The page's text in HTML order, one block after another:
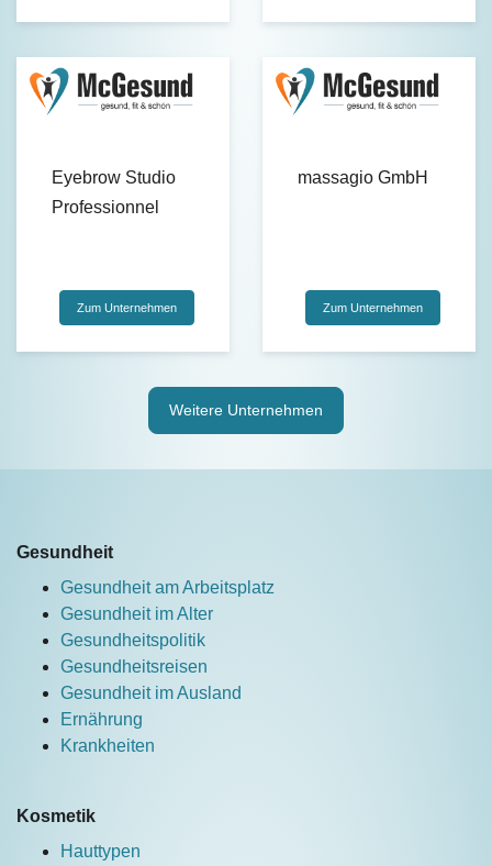
Eyebrow Studio
Professionnel
Zum Unternehmen
massagio GmbH
Zum Unternehmen
Weitere Unternehmen
Gesundheit
Gesundheit am Arbeitsplatz
Gesundheit im Alter
Gesundheitspolitik
Gesundheitsreisen
Gesundheit im Ausland
Ernährung
Krankheiten
Kosmetik
Hauttypen